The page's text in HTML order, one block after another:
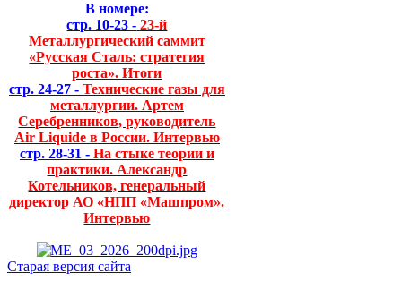
В номере:
стр. 10-23 - 23-й
Металлургический саммит
«Русская Сталь: стратегия
роста». Итоги
стр. 24-27 - Технические газы для
металлургии. Артем
Серебренников, руководитель
Air Liquide в России. Интервью
стр. 28-31 - На стыке теории и
практики. Александр
Котельников, генеральный
директор АО «НПП «Машпром».
Интервью
Старая версия сайта